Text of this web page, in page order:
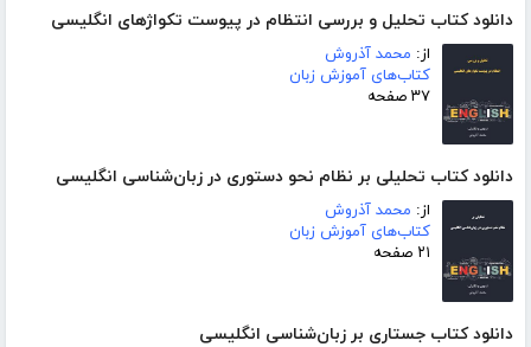
دانلود کتاب تحلیل و بررسی انتظام در پیوست تکواژهای انگلیسی
از: محمد آذروش
کتاب‌های آموزش زبان
۳۷ صفحه
دانلود کتاب تحلیلی بر نظام نحو دستوری در زبان‌شناسی انگلیسی
از: محمد آذروش
کتاب‌های آموزش زبان
۲۱ صفحه
دانلود کتاب جستاری بر زبان‌شناسی انگلیسی